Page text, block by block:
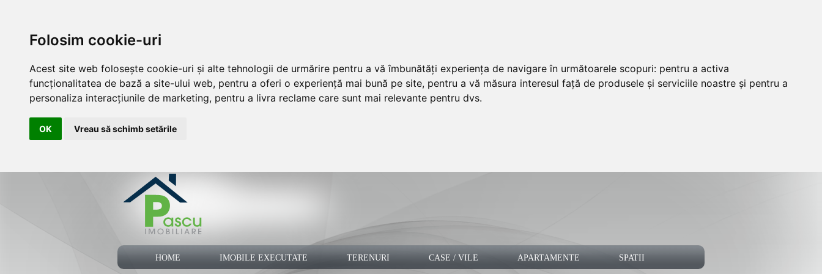
Folosim cookie-uri
Acest site web folosește cookie-uri și alte tehnologii de urmărire pentru a vă îmbunătăți experiența de navigare în următoarele scopuri: pentru a activa
funcționalitatea de bază a site-ului web, pentru a oferi o experiență mai bună pe site, pentru a vă măsura interesul față de produsele și serviciile noastre și pentru a
personaliza interacțiunile de marketing, pentru a livra reclame care sunt mai relevante pentru dvs.
OK Vreau să schimb setările
HOME IMOBILE EXECUTATE TERENURI CASE / VILE APARTAMENTE SPATII